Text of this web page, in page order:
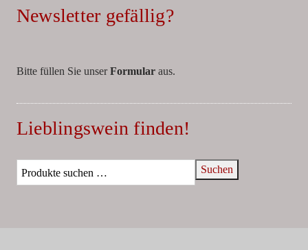
Newsletter gefällig?
Bitte füllen Sie unserFormularaus.
Lieblingswein finden!
Suchen